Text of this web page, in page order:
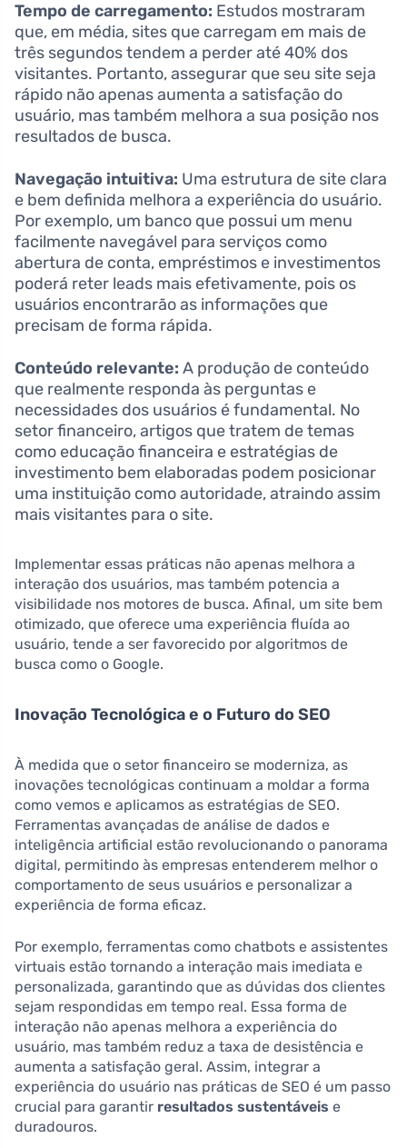
Tempo de carregamento: Estudos mostraram
que, em média, sites que carregam em mais de
três segundos tendem a perder até 40% dos
visitantes. Portanto, assegurar que seu site seja
rápido não apenas aumenta a satisfação do
usuário, mas também melhora a sua posição nos
resultados de busca.
Navegação intuitiva: Uma estrutura de site clara
e bem definida melhora a experiência do usuário.
Por exemplo, um banco que possui um menu
facilmente navegável para serviços como
abertura de conta, empréstimos e investimentos
poderá reter leads mais efetivamente, pois os
usuários encontrarão as informações que
precisam de forma rápida.
Conteúdo relevante: A produção de conteúdo
que realmente responda às perguntas e
necessidades dos usuários é fundamental. No
setor financeiro, artigos que tratem de temas
como educação financeira e estratégias de
investimento bem elaboradas podem posicionar
uma instituição como autoridade, atraindo assim
mais visitantes para o site.
Implementar essas práticas não apenas melhora a
interação dos usuários, mas também potencia a
visibilidade nos motores de busca. Afinal, um site bem
otimizado, que oferece uma experiência fluída ao
usuário, tende a ser favorecido por algoritmos de
busca como o Google.
Inovação Tecnológica e o Futuro do SEO
À medida que o setor financeiro se moderniza, as
inovações tecnológicas continuam a moldar a forma
como vemos e aplicamos as estratégias de SEO.
Ferramentas avançadas de análise de dados e
inteligência artificial estão revolucionando o panorama
digital, permitindo às empresas entenderem melhor o
comportamento de seus usuários e personalizar a
experiência de forma eficaz.
Por exemplo, ferramentas como chatbots e assistentes
virtuais estão tornando a interação mais imediata e
personalizada, garantindo que as dúvidas dos clientes
sejam respondidas em tempo real. Essa forma de
interação não apenas melhora a experiência do
usuário, mas também reduz a taxa de desistência e
aumenta a satisfação geral. Assim, integrar a
experiência do usuário nas práticas de SEO é um passo
crucial para garantir resultados sustentáveis e
duradouros.